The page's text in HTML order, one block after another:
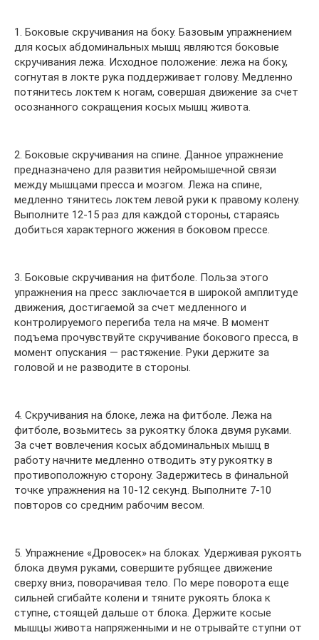
1. Боковые скручивания на боку. Базовым упражнением
для косых абдоминальных мышц являются боковые
скручивания лежа. Исходное положение: лежа на боку,
согнутая в локте рука поддерживает голову. Медленно
потянитесь локтем к ногам, совершая движение за счет
осознанного сокращения косых мышц живота.
2. Боковые скручивания на спине. Данное упражнение
предназначено для развития нейромышечной связи
между мышцами пресса и мозгом. Лежа на спине,
медленно тянитесь локтем левой руки к правому колену.
Выполните 12-15 раз для каждой стороны, стараясь
добиться характерного жжения в боковом прессе.
3. Боковые скручивания на фитболе. Польза этого
упражнения на пресс заключается в широкой амплитуде
движения, достигаемой за счет медленного и
контролируемого перегиба тела на мяче. В момент
подъема прочувствуйте скручивание бокового пресса, в
момент опускания — растяжение. Руки держите за
головой и не разводите в стороны.
4. Скручивания на блоке, лежа на фитболе. Лежа на
фитболе, возьмитесь за рукоятку блока двумя руками.
За счет вовлечения косых абдоминальных мышц в
работу начните медленно отводить эту рукоятку в
противоположную сторону. Задержитесь в финальной
точке упражнения на 10-12 секунд. Выполните 7-10
повторов со средним рабочим весом.
5. Упражнение «Дровосек» на блоках. Удерживая рукоять
блока двумя руками, совершите рубящее движение
сверху вниз, поворачивая тело. По мере поворота еще
сильней сгибайте колени и тяните рукоять блока к
ступне, стоящей дальше от блока. Держите косые
мышцы живота напряженными и не отрывайте ступни от